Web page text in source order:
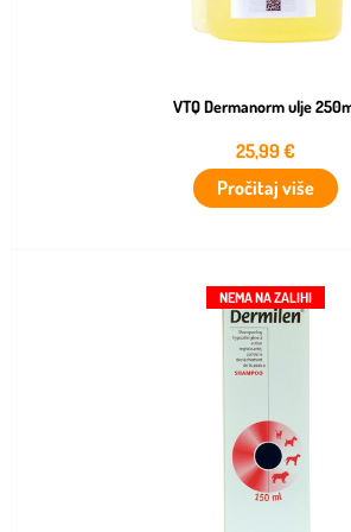
VTQ Dermanorm ulje
25,99€
Pročitaj više
NEMA NA ZALIHI